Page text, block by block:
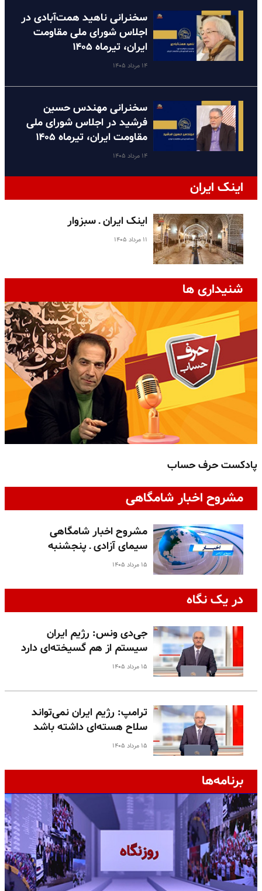
سخنرانی ناهید همت‌آبادی در
اجلاس شورای ملی مقاومت
ایران، تیرماه ۱۴۰۵
۱۴ مرداد ۱۴۰۵
سخنرانی مهندس حسین
فرشید در اجلاس شورای ملی
مقاومت ایران، تیرماه ۱۴۰۵
۱۴ مرداد ۱۴۰۵
اینک ایران
اینک ایران ـ سبزوار
۱۱ مرداد ۱۴۰۵
شنیداری ها
پادکست حرف حساب
مشروح اخبار شامگاهی
مشروح اخبار شامگاهی
سیمای آزادی ـ پنجشنبه
۱۵ مرداد ۱۴۰۵
در یک نگاه
جی‌دی ونس: رژیم ایران
سیستم از هم گسیخته‌ای دارد
۱۵ مرداد ۱۴۰۵
ترامپ: رژیم ایران نمی‌تواند
سلاح هسته‌ای داشته باشد
۱۵ مرداد ۱۴۰۵
برنامه‌ها